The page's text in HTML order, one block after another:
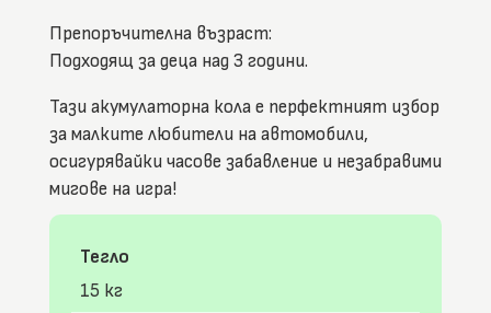
Препоръчителна възраст:
Подходящ за деца над 3 години.
Тази акумулаторна кола е перфектният избор
за малките любители на автомобили,
осигурявайки часове забавление и незабравими
мигове на игра!
Тегло
15 кг